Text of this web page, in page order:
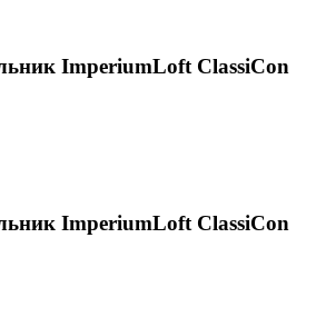
ImperiumLoft ClassiCon
ImperiumLoft ClassiCon